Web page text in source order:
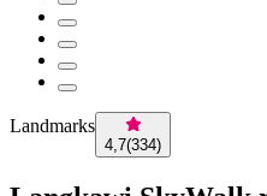
Landmarks
4,7(334)